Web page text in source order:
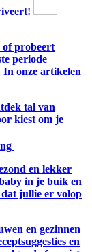
of probeert
periode
onze artikelen
tal van
kiest om je
en lekker
in je buik en
jullie er volop
en gezinnen
en